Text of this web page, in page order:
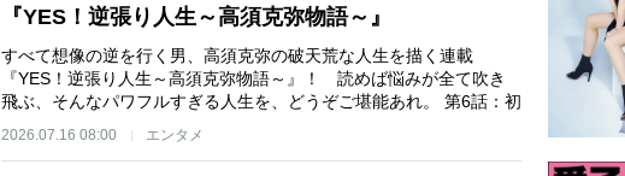
『YES！逆張り人生～高須克弥物語～』
すべて想像の逆を行く男、高須克弥の破天荒な人生を描く連載
『YES！逆張り人生～高須克弥物語～』！ 読めば悩みが全て吹き
飛ぶ、そんなパワフルすぎる人生を、どうぞご堪能あれ。 第6話：初
2026.07.16 08:00 エンタメ